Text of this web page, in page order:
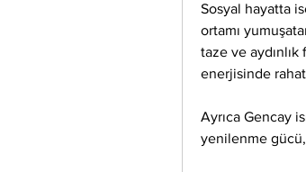
Sosyal hayatta
ortamı
taze ve
enerjisinde
Ayrıca Gencay
yenilenme gücü,